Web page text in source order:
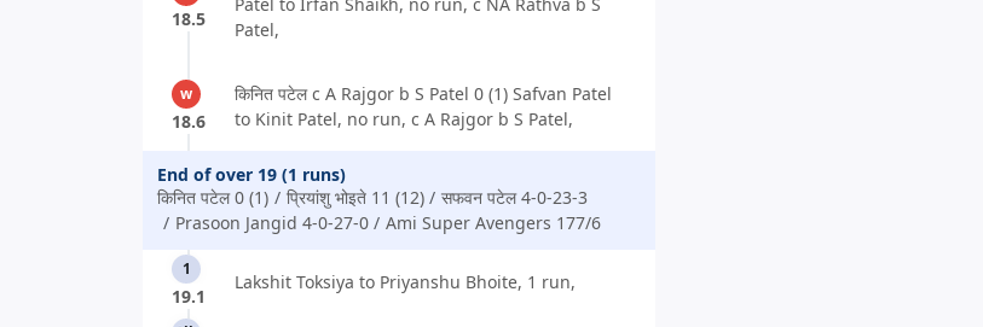
18.5
Patel,
w
18.6
किनित पटेल c A Rajgor b S Patel 0 (1) Safvan Patel
to Kinit Patel, no run, c A Rajgor b S Patel,
End of over 19 (1 runs)
किनित पटेल 0 (1)
प्रियांशु भोइते 11 (12)
सफवन पटेल 4-0-23-3
Prasoon Jangid 4-0-27-0
Ami Super Avengers 177/6
1
19.1
Lakshit Toksiya to Priyanshu Bhoite, 1 run,